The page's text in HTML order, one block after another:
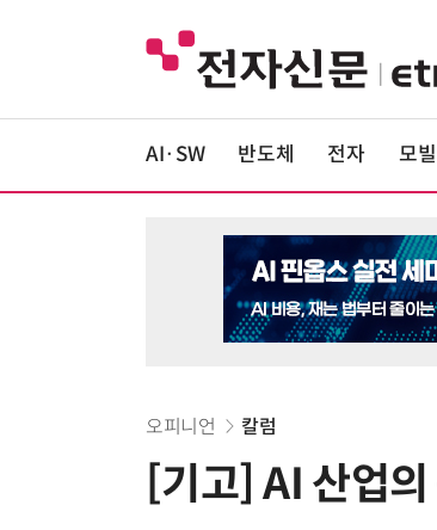
AI·SW 반도체 전자 모
오피니언 칼럼
[기고] AI 산업